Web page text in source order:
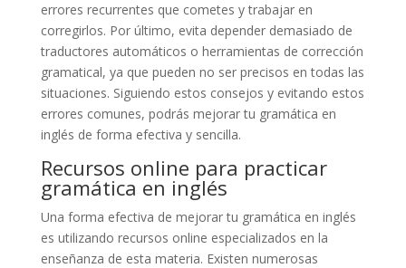
errores recurrentes que cometes y trabajar en
corregirlos. Por último, evita depender demasiado de
traductores automáticos o herramientas de corrección
gramatical, ya que pueden no ser precisos en todas las
situaciones. Siguiendo estos consejos y evitando estos
errores comunes, podrás mejorar tu gramática en
inglés de forma efectiva y sencilla.
Recursos online para practicar
gramática en inglés
Una forma efectiva de mejorar tu gramática en inglés
es utilizando recursos online especializados en la
enseñanza de esta materia. Existen numerosas